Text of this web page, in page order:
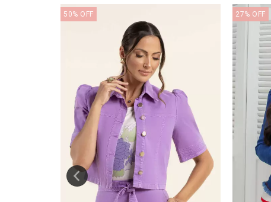
50% OFF 27% OFF